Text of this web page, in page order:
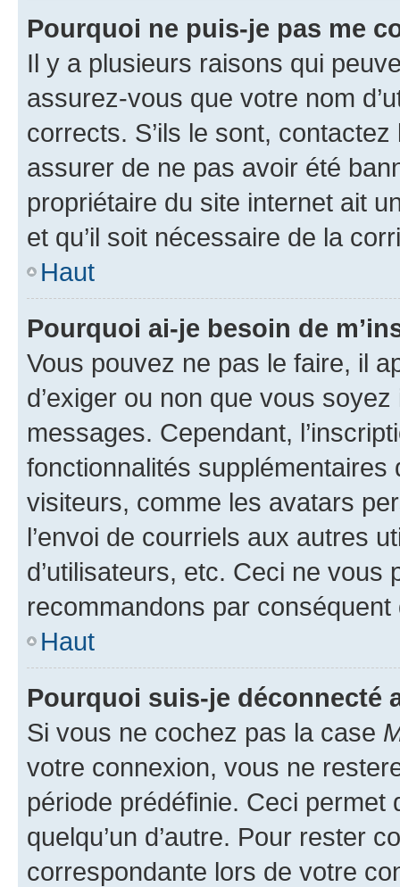
Pourquoi ne puis-je pas me
Il y a plusieurs raisons qui
assurez-vous que votre nom
corrects. S’ils le sont,
assurer de ne pas avoir été
propriétaire du site internet ait
et qu’il soit nécessaire de la
Haut
Pourquoi ai-je besoin de
Vous pouvez ne pas le faire, il
d’exiger ou non que vous
messages. Cependant,
fonctionnalités
visiteurs, comme les avatars
l’envoi de courriels aux autres
d’utilisateurs, etc. Ceci ne vous
recommandons par conséquent
Haut
Pourquoi suis-je déconnecté
Si vous ne cochez pas la case
votre connexion, vous ne
période prédéfinie. Ceci permet
quelqu’un d’autre. Pour rester
correspondante lors de votre